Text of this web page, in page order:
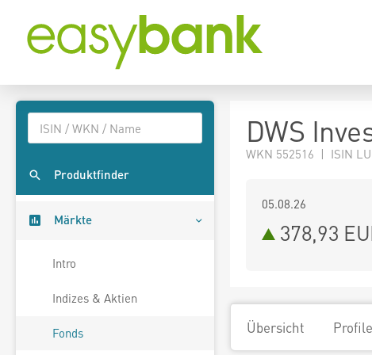
Produktfinder
Märkte
Intro
Indizes & Aktien
Fonds
DWS
WKN 552516 | ISIN
05.08.26
378,93
Übersicht